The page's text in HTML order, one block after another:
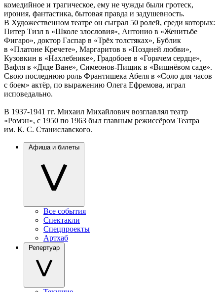
комедийное и трагическое, ему не чужды были гротеск,
ирония, фантастика, бытовая правда и задушевность.
В Художественном театре он сыграл 50 ролей, среди которых:
Питер Тизл в «Школе злословия», Антонио в «Женитьбе
Фигаро», доктор Гаспар в «Трёх толстяках», Бублик
в «Платоне Кречете», Маргаритов в «Поздней любви»,
Кузовкин в «Нахлебнике», Градобоев в «Горячем сердце»,
Вафля в «Дяде Ване», Симеонов-Пищик в «Вишнёвом саде».
Свою последнюю роль Франтишека Абеля в «Соло для часов
с боем» актёр, по выражению Олега Ефремова, играл
исповедально.
В 1937-1941 гг. Михаил Михайлович возглавлял театр
«Ромэн», с 1950 по 1963 был главным режиссёром Театра
им. К. С. Станиславского.
Афиша и билеты
Все события
Спектакли
Спецпроекты
Артхаб
Репертуар